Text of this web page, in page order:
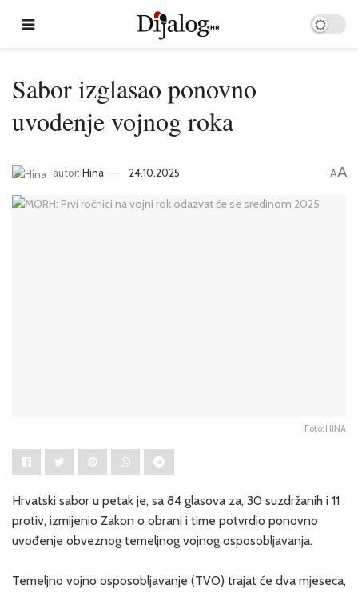
Sabor izglasao ponovno
uvođenje vojnog roka
autor: Hina 24.10.2025 AA
Foto: HINA
Hrvatski sabor u petak je, sa 84 glasova za, 30 suzdržanih i 11
protiv, izmijenio Zakon o obrani i time potvrdio ponovno
uvođenje obveznog temeljnog vojnog osposobljavanja.
Temeljno vojno osposobljavanje (TVO) trajat će dva mjeseca,